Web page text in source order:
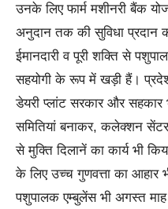
उनके लिए फार्म मशीनरी बैंक
अनुदान तक की सुविधा प्रदान
ईमानदारी व पूरी शक्ति से
सहयोगी के रूप में खड़ी हैं।
डेयरी प्लांट सरकार और सहकार
समितियां बनाकर, कलेक्शन
से मुक्ति दिलानें का कार्य भी
के लिए उच्च गुणवत्ता का आहार
पशुपालक एम्बुलेंस भी अगस्त